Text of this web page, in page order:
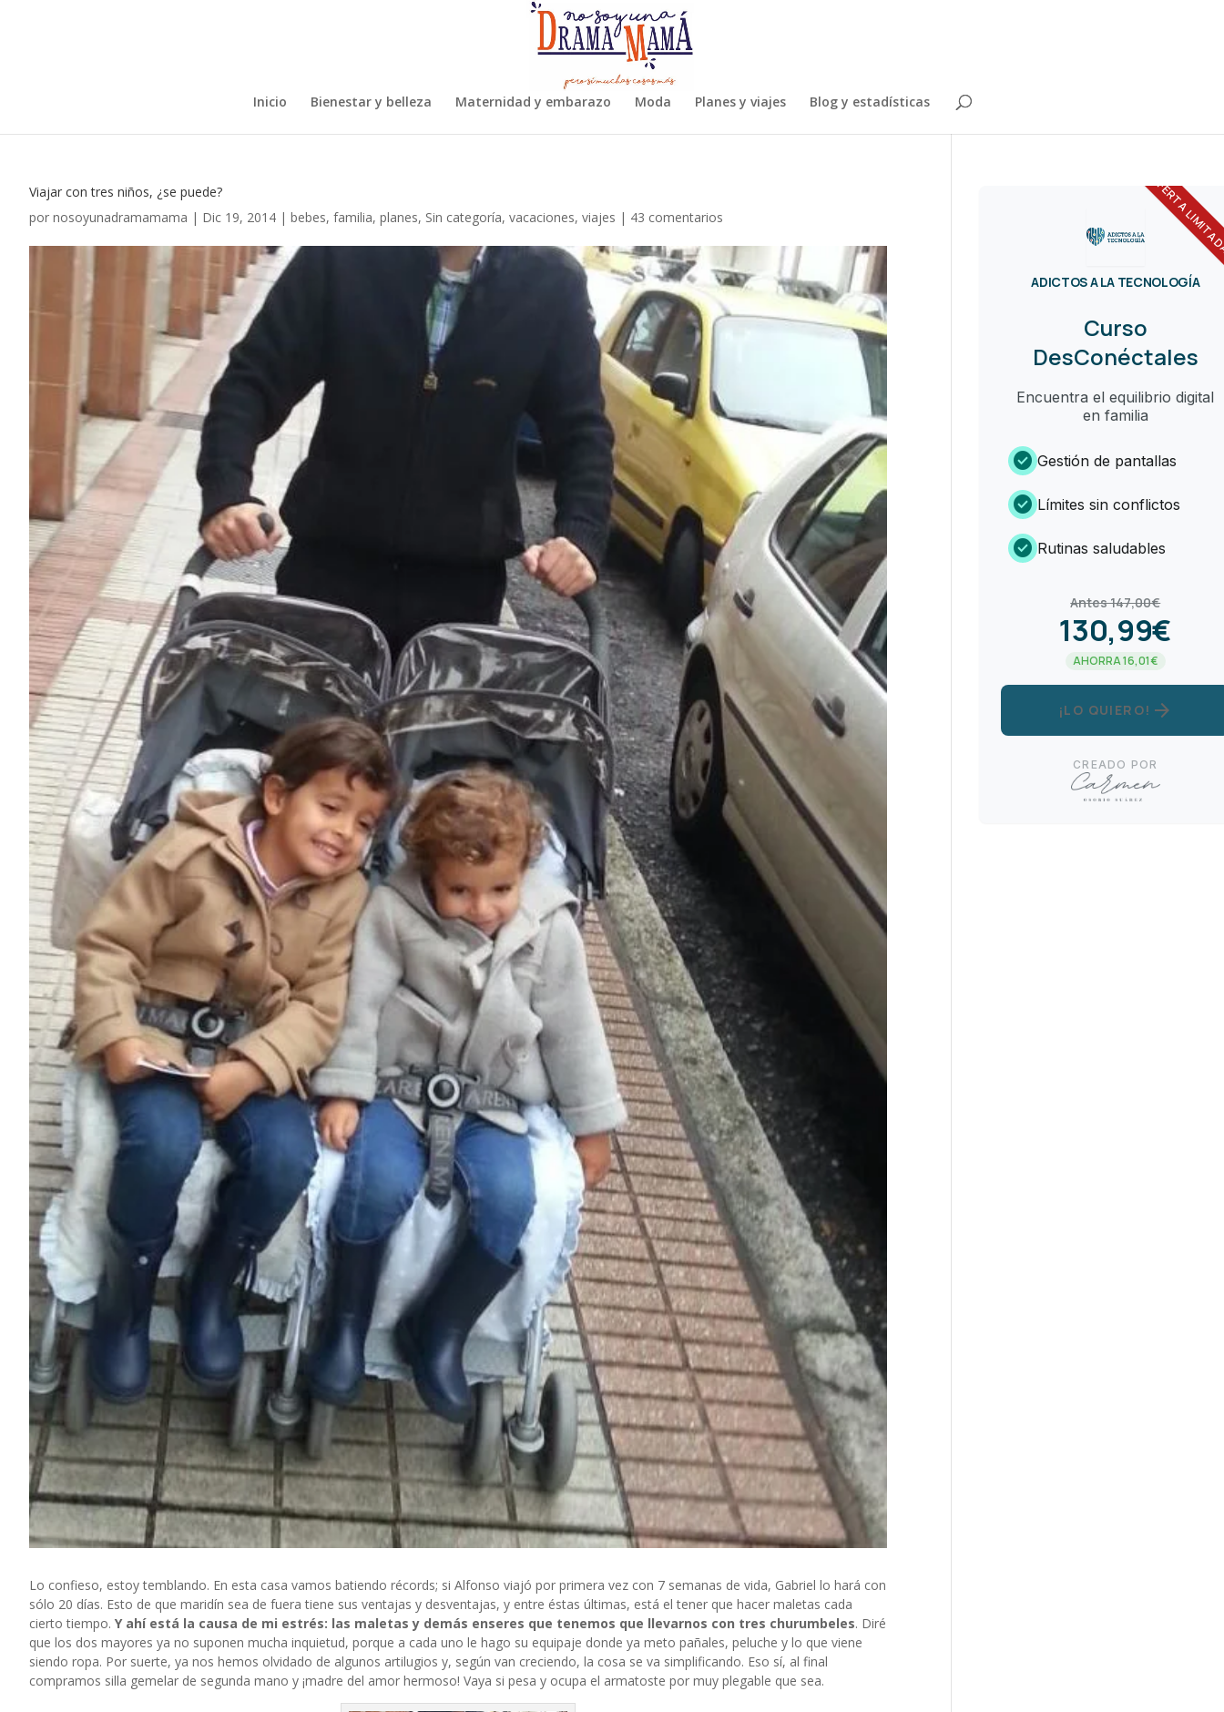
Inicio Bienestar y belleza Maternidad y embarazo Moda Planes y viajes Blog y estadísticas
Viajar con tres niños, ¿se puede?
por nosoyunadramamama | Dic 19, 2014 | bebes, familia, planes, Sin categoría, vacaciones, viajes | 43 comentarios
Lo confieso, estoy temblando. En esta casa vamos batiendo récords; si Alfonso viajó por primera vez con 7 semanas de vida, Gabriel lo hará con
sólo 20 días. Esto de que maridín sea de fuera tiene sus ventajas y desventajas, y entre éstas últimas, está el tener que hacer maletas cada
cierto tiempo. Y ahí está la causa de mi estrés: las maletas y demás enseres que tenemos que llevarnos con tres churumbeles. Diré
que los dos mayores ya no suponen mucha inquietud, porque a cada uno le hago su equipaje donde ya meto pañales, peluche y lo que viene
siendo ropa. Por suerte, ya nos hemos olvidado de algunos artilugios y, según van creciendo, la cosa se va simplificando. Eso sí, al final
compramos silla gemelar de segunda mano y ¡madre del amor hermoso! Vaya si pesa y ocupa el armatoste por muy plegable que sea.
OFERTA
ADICTOS A LA TECNOLOGÍA
Curso
DesConéctales
Encuentra el equilibrio digital
en familia
check_circle Gestión de pantallas
check_circle Límites sin conflictos
check_circle Rutinas saludables
Antes 147,00€
130,99€
AHORRA 16,01€
¡LO QUIERO! arrow_forward
CREADO POR